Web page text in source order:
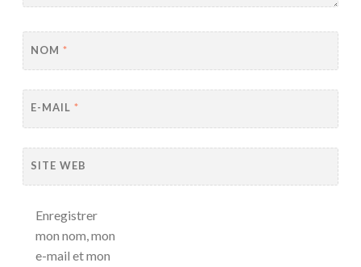
NOM *
E-MAIL *
SITE WEB
Enregistrer
mon nom, mon
e-mail et mon